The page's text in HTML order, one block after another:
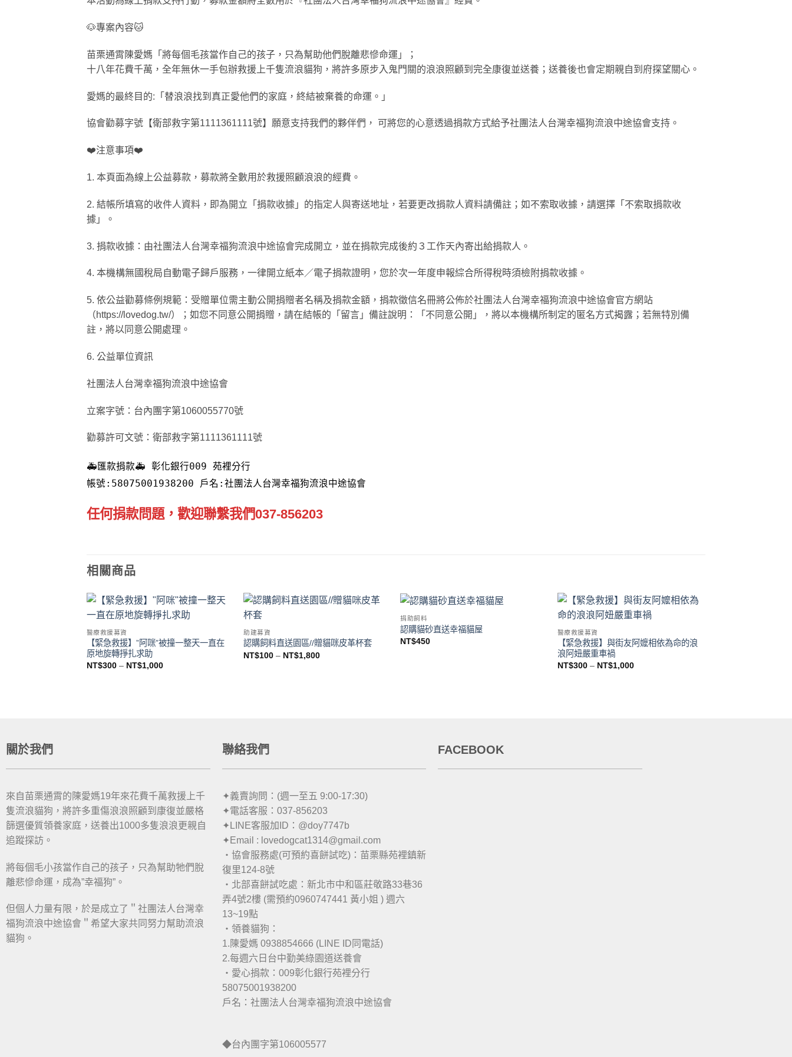
🐶專案內容🐱
苗栗通霄陳愛媽「將每個毛孩當作自己的孩子，只為幫助他們脫離悲慘命運」；
十八年花費千萬，全年無休一手包辦救援上千隻流浪貓狗，將許多原步入鬼門關的浪浪照顧到完全康復並送養；送養後也會定期親自到府探望關心。
愛媽的最終目的:「替浪浪找到真正愛他們的家庭，終結被棄養的命運。」
協會勸募字號【衛部救字第1111361111號】願意支持我們的夥伴們， 可將您的心意透過捐款方式給予社團法人台灣幸福狗流浪中途協會支持。
❤️注意事項❤️
1. 本頁面為線上公益募款，募款將全數用於救援照顧浪浪的經費。
2. 結帳所填寫的收件人資料，即為開立「捐款收據」的指定人與寄送地址，若要更改捐款人資料請備註；如不索取收據，請選擇「不索取捐款收
據」。
3. 捐款收據：由社團法人台灣幸福狗流浪中途協會完成開立，並在捐款完成後約３工作天內寄出給捐款人。
4. 本機構無國稅局自動電子歸戶服務，一律開立紙本／電子捐款證明，您於次一年度申報綜合所得稅時須檢附捐款收據。
5. 依公益勸募條例規範：受贈單位需主動公開捐贈者名稱及捐款金額，捐款徵信名冊將公佈於社團法人台灣幸福狗流浪中途協會官方網站
（https://lovedog.tw/）；如您不同意公開捐贈，請在結帳的「留言」備註說明：「不同意公開」，將以本機構所制定的匿名方式揭露；若無特別備
註，將以同意公開處理。
6. 公益單位資訊
社團法人台灣幸福狗流浪中途協會
立案字號：台內團字第1060055770號
勸募許可文號：衛部救字第1111361111號
🚑匯款捐款🚑 彰化銀行009 苑裡分行
帳號:58075001938200 戶名:社團法人台灣幸福狗流浪中途協會
任何捐款問題，歡迎聯繫我們037-856203
相關商品
醫療救援募資
【緊急救援】”阿咪”被撞一整天一直在
原地旋轉掙扎求助
NT$300 – NT$1,000
助建募資
認購飼料直送園區//贈貓咪皮革杯套
NT$100 – NT$1,800
捐助飼料
認購貓砂直送幸福貓屋
NT$450
醫療救援募資
【緊急救援】與街友阿嬤相依為命的浪
浪阿妞嚴重車禍
NT$300 – NT$1,000
關於我們
來自苗栗通霄的陳愛媽19年來花費千萬救援上千
隻流浪貓狗，將許多重傷浪浪照顧到康復並嚴格
篩選優質領養家庭，送養出1000多隻浪浪更親自
追蹤探訪。
將每個毛小孩當作自己的孩子，只為幫助牠們脫
離悲慘命運，成為”幸福狗”。
但個人力量有限，於是成立了＂社團法人台灣幸
福狗流浪中途協會＂希望大家共同努力幫助流浪
貓狗。
聯絡我們
✦義賣詢問：(週一至五 9:00-17:30)
✦電話客服：037-856203
✦LINE客服加ID：@doy7747b
✦Email : lovedogcat1314@gmail.com
・協會服務處(可預約喜餅試吃)：苗栗縣苑裡鎮新
復里124-8號
・北部喜餅試吃處：新北市中和區莊敬路33巷36
弄4號2樓 (需預約0960747441 黃小姐 ) 週六
13~19點
・領養貓狗：
1.陳愛媽 0938854666 (LINE ID同電話)
2.每週六日台中勤美綠園道送養會
・愛心捐款：009彰化銀行苑裡分行
58075001938200
戶名：社團法人台灣幸福狗流浪中途協會
◆台內團字第106005577
FACEBOOK